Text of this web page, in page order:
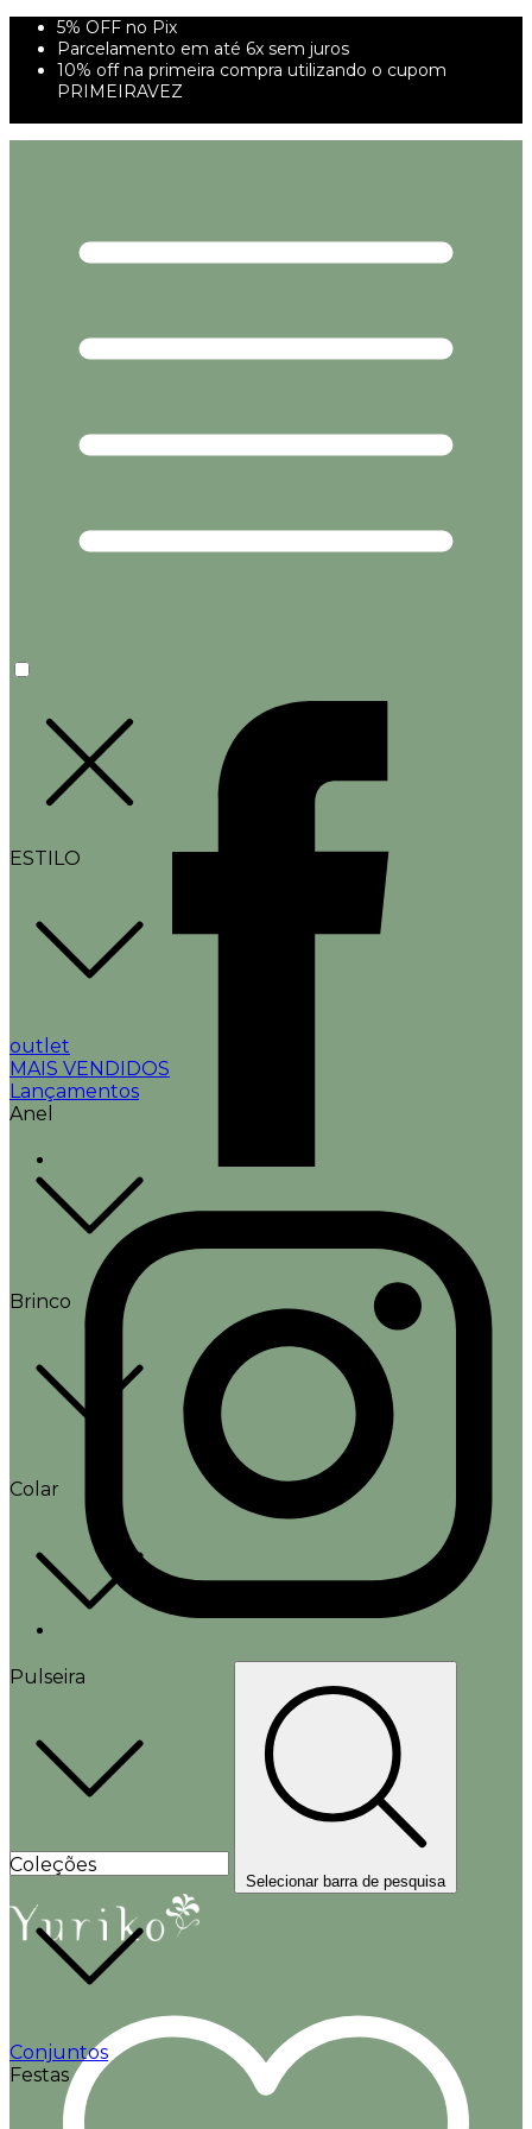
5% OFF no Pix
Parcelamento em até 6x sem juros
10% off na primeira compra utilizando o cupom
PRIMEIRAVEZ
ESTILO
outlet
MAIS VENDIDOS
Lançamentos
Anel
Brinco
Colar
Pulseira
Coleções
Conjuntos
Festas
Selecionar barra de pesquisa